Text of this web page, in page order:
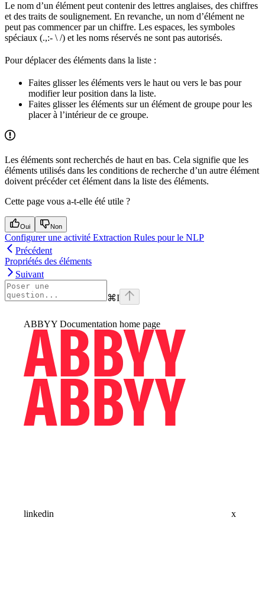
Le nom d’un élément peut contenir des lettres anglaises, des chiffres
et des traits de soulignement. En revanche, un nom d’élément ne
peut pas commencer par un chiffre. Les espaces, les symboles
spéciaux (.,:- \ /) et les noms réservés ne sont pas autorisés.
Pour déplacer des éléments dans la liste :
Faites glisser les éléments vers le haut ou vers le bas pour
modifier leur position dans la liste.
Faites glisser les éléments sur un élément de groupe pour les
placer à l’intérieur de ce groupe.
Les éléments sont recherchés de haut en bas. Cela signifie que les
éléments utilisés dans les conditions de recherche d’un autre élément
doivent précéder cet élément dans la liste des éléments.
Cette page vous a-t-elle été utile ?
Oui Non
Configurer une activité Extraction Rules pour le NLP
Précédent
Propriétés des éléments
Suivant
⌘I
ABBYY Documentation home page
linkedin x